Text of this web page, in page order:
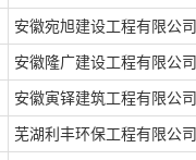
安徽宛旭建设工程有限公司
安徽隆广建设工程有限公司
安徽寅铎建筑工程有限公司
芜湖利丰环保工程有限公司